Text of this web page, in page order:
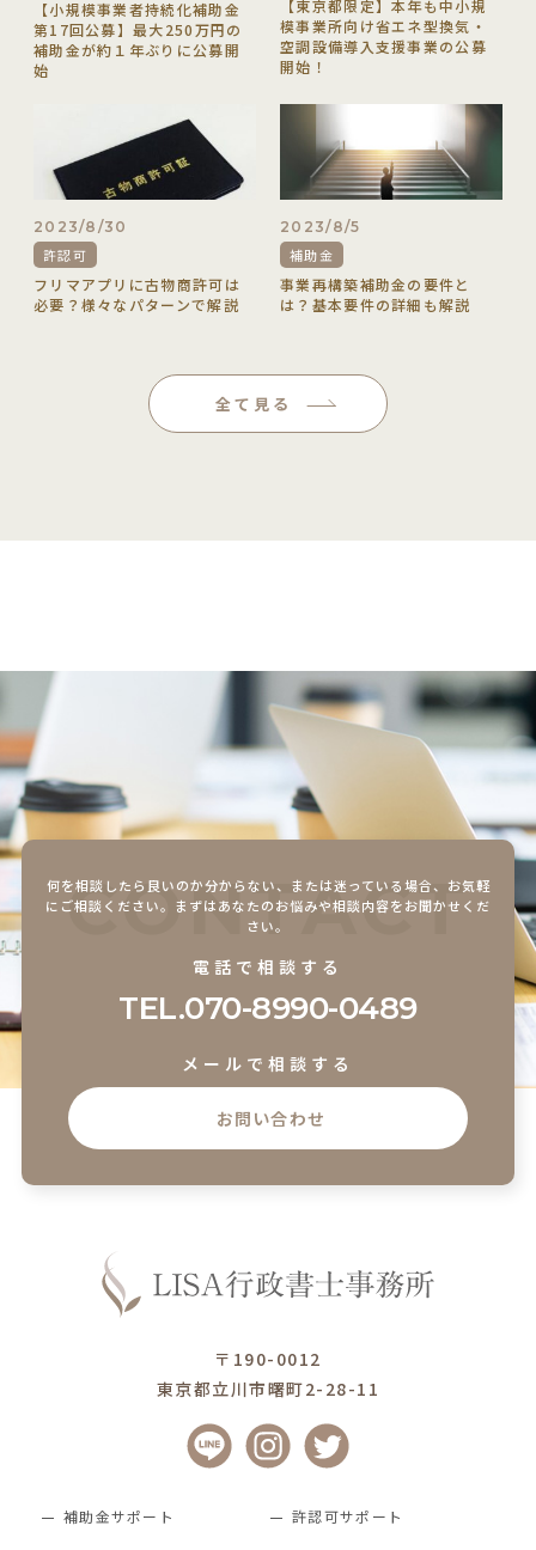
【小規模事業者持続化補助金
第17回公募】最大250万円の
補助金が約１年ぶりに公募開
始
【東京都限定】本年も中小規
模事業所向け省エネ型換気・
空調設備導入支援事業の公募
開始！
2023/8/30
許認可
フリマアプリに古物商許可は
必要？様々なパターンで解説
2023/8/5
補助金
事業再構築補助金の要件と
は？基本要件の詳細も解説
全て見る
CONTACT
何を相談したら良いのか分からない、または迷っている場合、 お気軽
にご相談ください。まずはあなたのお悩みや相談内容をお聞かせくだ
さい。
電話で相談する
TEL.070-8990-0489
メールで相談する
お問い合わせ
〒190-0012
東京都立川市曙町2-28-11
補助金サポート 許認可サポート